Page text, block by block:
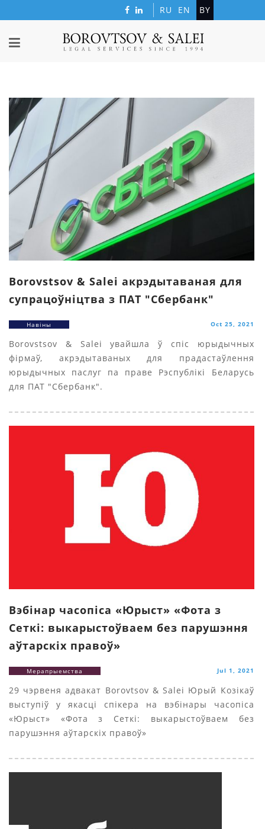
RU EN BY
Borovstsov & Salei акрэдытаваная для
супрацоўніцтва з ПАT "Cбербанк"
Навіны Oct 25, 2021
Borovstsov & Salei увайшла ў спіс юрыдычных
фірмаў, акрэдытаваных для прадастаўлення
юрыдычных паслуг па праве Рэспублікі Беларусь
для ПАТ "Сбербанк".
Вэбінар часопіса «Юрыст» «Фота з
Сеткі: выкарыстоўваем без парушэння
аўтарскіх правоў»
Мерапрыемства Jul 1, 2021
29 чэрвеня адвакат Borovtsov & Salei Юрый Козікаў
выступіў у якасці спікера на вэбінары часопіса
«Юрыст» «Фота з Сеткі: выкарыстоўваем без
парушэння аўтарскіх правоў»